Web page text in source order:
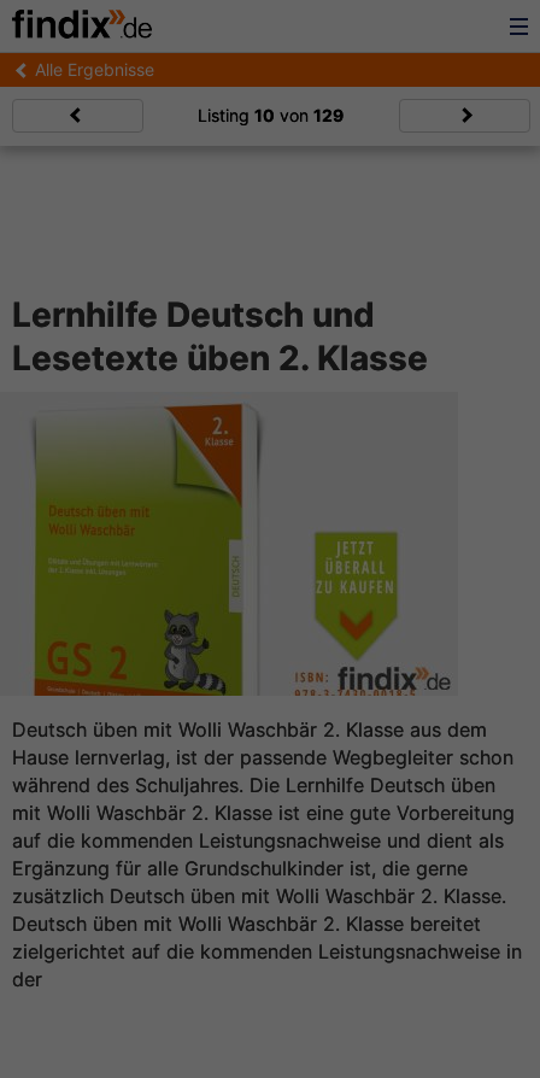
Alle Ergebnisse
Listing 10 von 129
Lernhilfe Deutsch und
Lesetexte üben 2. Klasse
Deutsch üben mit Wolli Waschbär 2. Klasse aus dem
Hause lernverlag, ist der passende Wegbegleiter schon
während des Schuljahres. Die Lernhilfe Deutsch üben
mit Wolli Waschbär 2. Klasse ist eine gute Vorbereitung
auf die kommenden Leistungsnachweise und dient als
Ergänzung für alle Grundschulkinder ist, die gerne
zusätzlich Deutsch üben mit Wolli Waschbär 2. Klasse.
Deutsch üben mit Wolli Waschbär 2. Klasse bereitet
zielgerichtet auf die kommenden Leistungsnachweise in
der